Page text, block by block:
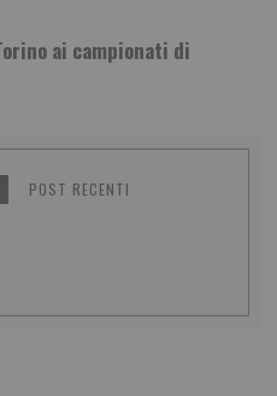
ai campionati di
POST RECENTI